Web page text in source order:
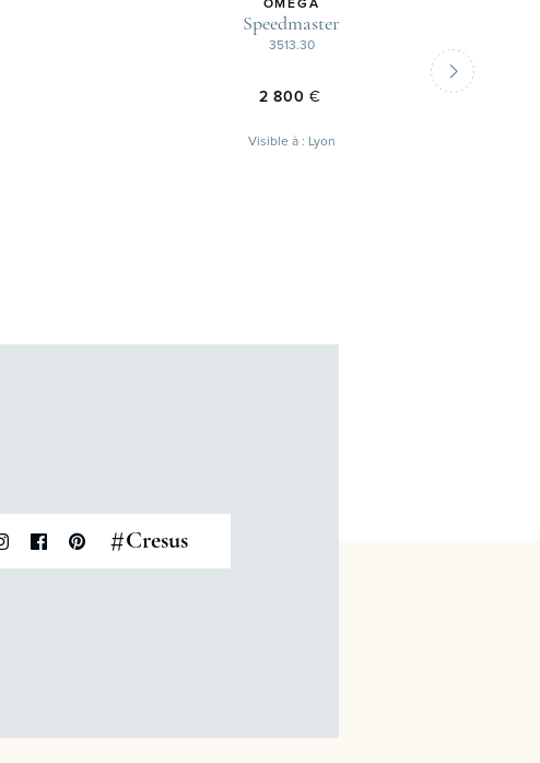
OMEGA
Speedmaster
3513.30
2 800 €
Visible à : Lyon
#Cresus